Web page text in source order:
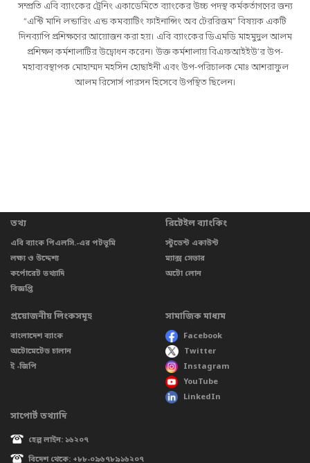
সম্প্রতি এবি ব্যাংকের ট্রেনিং একাডেমিতে ব্যাংকের উচ্চ পদস্থ কর্মকর্তাগণের জন্য
“এন্টি মানি লন্ডারিং এন্ড কমব্যাটিং ফাইনান্সিং অব টেররিজম” বিষয়ক একটি
দিনব্যাপি প্রশিক্ষণের আয়োজন করা হয়। এবি ব্যাংকের ডিএমডি মাহমুদুল আলম
প্রশিক্ষণ কর্মশালাটির উদ্বোধন করেন। উক্ত কর্মশালায় বিএফআইইউ’র উপ-
মহাব্যবস্থাপক মোহাম্মদ মহসিন হোছাইনী এবং উপ-পরিচালক মোঃ আশরাফুল
আলম রিসোর্স পারসন হিসেবে উপস্থিত ছিলেন।
তথ্য
এবি ব্যাংক পিএলসি.-এর পটভূমি
লক্ষ্য ও উদ্দেশ্য
কর্পোরেট তথ্যাদি
বিজ্ঞপ্তি
রিটেইল ব্যাংকিং
স্টুডেন্ট একাউন্ট
ম্যাক্স সেভার
অটো লোন
প্রয়োজনীয় লিংকসমূহ
বাংলাদেশ ব্যাংক
অটোমেটেড চালান
ই -জিপি
সামাজিক মাধ্যম
Facebook
Twitter
Instagram
YouTube
LinkedIn
সাপোর্ট তথ্যাদি
হেল্প লাইন: ১৬২০৭
বিদেশ থেকে: +৮৮-০৯৬৭৮৯১৬২০৭